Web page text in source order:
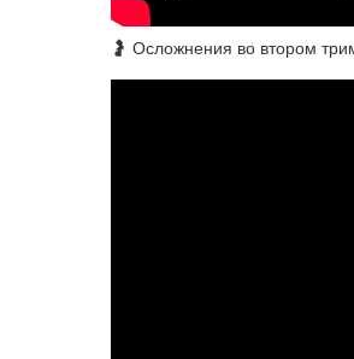
🤰​ Осложнения во втором